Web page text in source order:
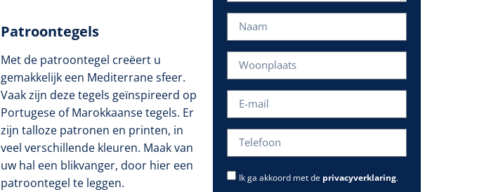
Patroontegels
Met de patroontegel creëert u
gemakkelijk een Mediterrane sfeer.
Vaak zijn deze tegels geïnspireerd op
Portugese of Marokkaanse tegels. Er
zijn talloze patronen en printen, in
veel verschillende kleuren. Maak van
uw hal een blikvanger, door hier een
patroontegel te leggen.
Ik ga akkoord met de privacyverklaring.